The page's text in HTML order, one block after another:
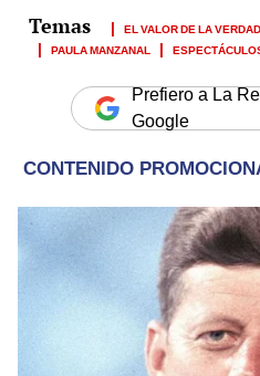
EL VALOR DE LA VERDAD
PAULA MANZANAL
Prefiero a La
Google